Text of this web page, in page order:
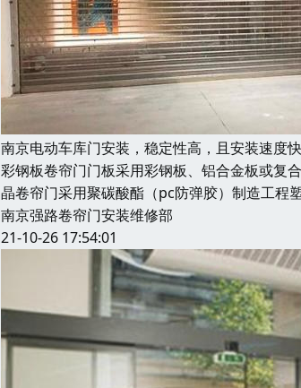
南京电动车库门安装，稳定性高，且安装速度快
彩钢板卷帘门门板采用彩钢板、铝合金板或复
晶卷帘门采用聚碳酸酯（pc防弹胶）制造工程
南京强路卷帘门安装维修部
21-10-26 17:54:01